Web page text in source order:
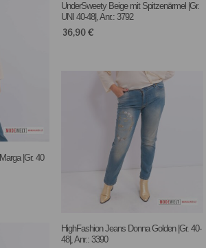
UnderSweety Beige mit Spitzenärmel |Gr.
UNI 40-48|, Anr.: 3792
36,90€
|Gr. 40
HighFashion Jeans Donna Golden |Gr. 40-
48|, Anr.: 3390